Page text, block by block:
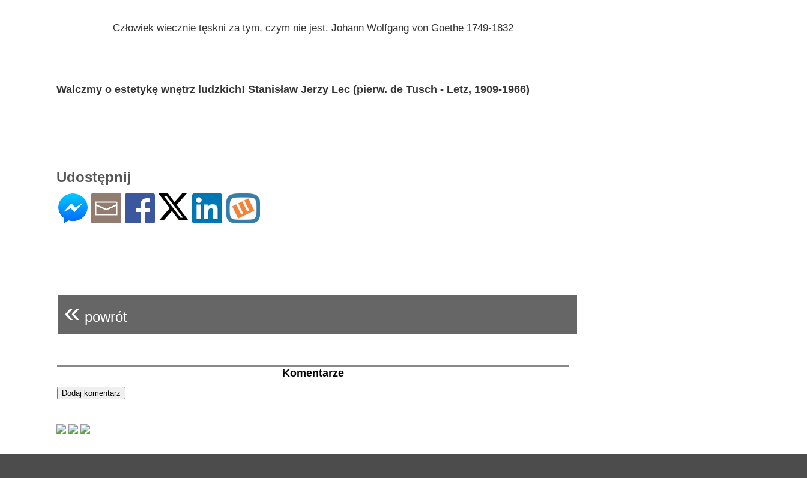
Człowiek wiecznie tęskni za tym, czym nie jest. Johann Wolfgang von Goethe 1749-1832
Walczmy o estetykę wnętrz ludzkich! Stanisław Jerzy Lec (pierw. de Tusch - Letz, 1909-1966)
Udostępnij
« powrót
Komentarze